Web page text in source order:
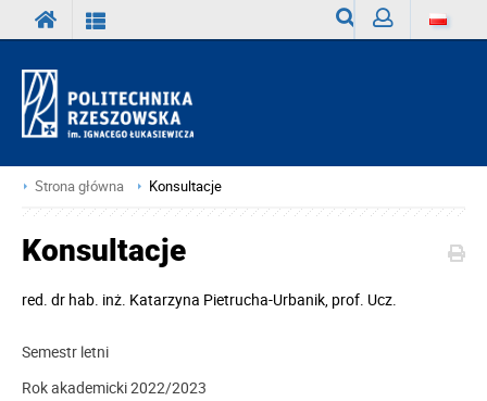
Strona główna Konsultacje
Konsultacje
red. dr hab. inż. Katarzyna Pietrucha-Urbanik, prof. Ucz.
Semestr letni
Rok akademicki 2022/2023